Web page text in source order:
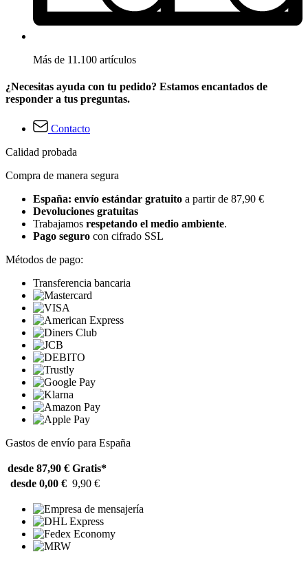
Más de 11.100 artículos
¿Necesitas ayuda con tu pedido? Estamos encantados de
responder a tus preguntas.
Contacto
Calidad probada
Compra de manera segura
España: envío estándar gratuito a partir de 87,90 €
Devoluciones gratuitas
Trabajamos respetando el medio ambiente.
Pago seguro con cifrado SSL
Métodos de pago:
Transferencia bancaria
Gastos de envío para España
desde 87,90 € Gratis*
desde 0,00 € 9,90 €